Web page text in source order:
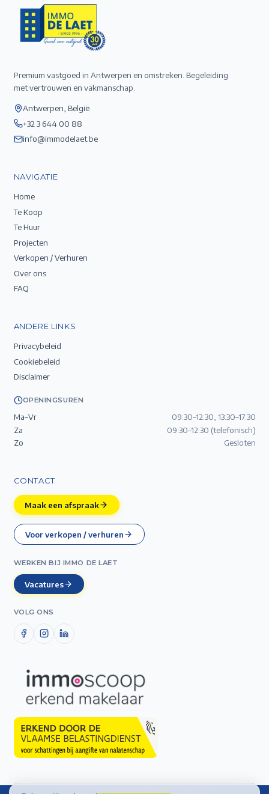
Premium vastgoed in Antwerpen en omstreken. Begeleiding
met vertrouwen en vakmanschap.
Antwerpen, België
+32 3 644 00 88
info@immodelaet.be
NAVIGATIE
Home
Te Koop
Te Huur
Projecten
Verkopen / Verhuren
Over ons
FAQ
ANDERE LINKS
Privacybeleid
Cookiebeleid
Disclaimer
OPENINGSUREN
Ma–Vr
09:30–12:30, 13:30–17:30
Za
09:30–12:30 (telefonisch)
Zo
Gesloten
CONTACT
Maak een afspraak
Voor verkopen / verhuren
WERKEN BIJ IMMO DE LAET
Vacatures
VOLG ONS